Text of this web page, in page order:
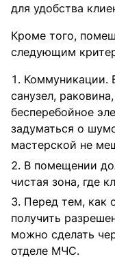
для удобства
Кроме того,
следующим
Коммуникации.
санузел,
бесперебойное
задуматься о
мастерской не
В помещении
чистая зона, где
Перед тем, как
получить
можно сделать
отделе МЧС.